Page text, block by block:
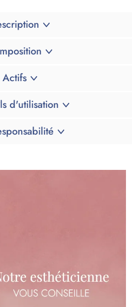
Actifs
d'utilisation